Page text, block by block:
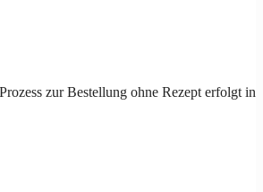
zur Bestellung ohne Rezept erfolgt in